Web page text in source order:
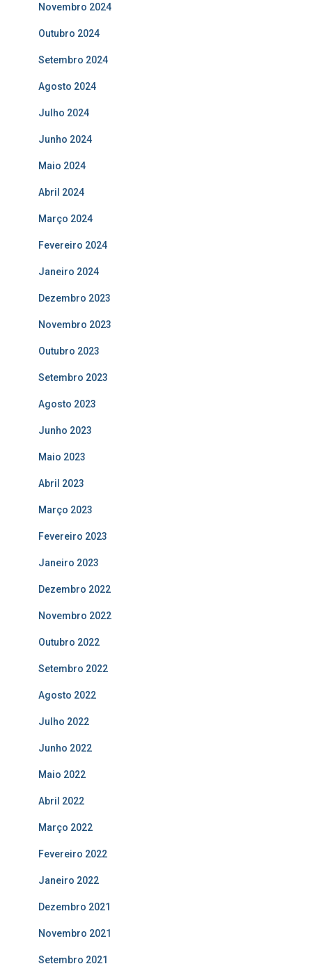
Novembro 2024
Outubro 2024
Setembro 2024
Agosto 2024
Julho 2024
Junho 2024
Maio 2024
Abril 2024
Março 2024
Fevereiro 2024
Janeiro 2024
Dezembro 2023
Novembro 2023
Outubro 2023
Setembro 2023
Agosto 2023
Junho 2023
Maio 2023
Abril 2023
Março 2023
Fevereiro 2023
Janeiro 2023
Dezembro 2022
Novembro 2022
Outubro 2022
Setembro 2022
Agosto 2022
Julho 2022
Junho 2022
Maio 2022
Abril 2022
Março 2022
Fevereiro 2022
Janeiro 2022
Dezembro 2021
Novembro 2021
Setembro 2021